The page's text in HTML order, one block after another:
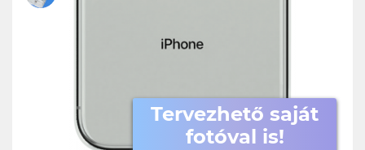
Tervezhető saját
fotóval is!